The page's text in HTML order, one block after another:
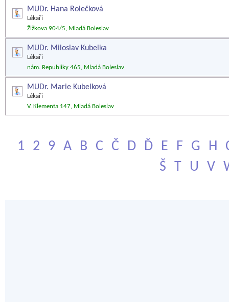
MUDr. Hana Rolečková
Lékaři
Žižkova 904/5, Mladá Boleslav
MUDr. Miloslav Kubelka
Lékaři
nám. Republiky 465, Mladá Boleslav
MUDr. Marie Kubelková
Lékaři
V. Klementa 147, Mladá Boleslav
1 2 9 A B C Č D Ď E F G H
Š
T U V